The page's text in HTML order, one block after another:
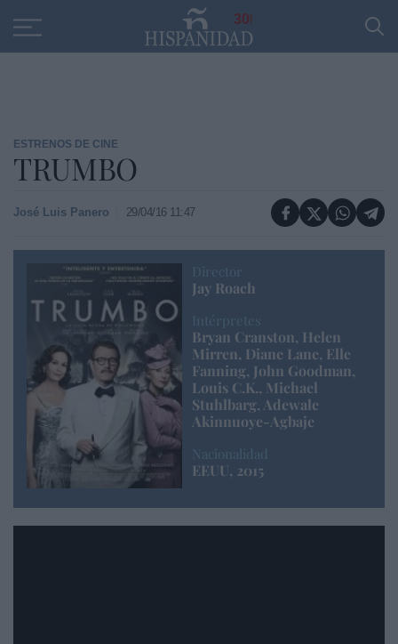
30
ESTRENOS DE CINE
TRUMBO
José Luis Panero 29/04/16 11:47
Director
Jay Roach
Intérpretes
Bryan Cranston, Helen
Mirren, Diane Lane, Elle
Fanning, John Goodman,
Louis C.K., Michael
Stuhlbarg, Adewale
Akinnuoye-Agbaje
Nacionalidad
EEUU, 2015